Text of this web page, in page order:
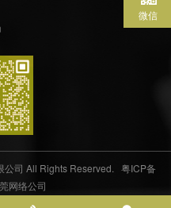
司 All Rights Reserved. 粤ICP备
网络公司
微信